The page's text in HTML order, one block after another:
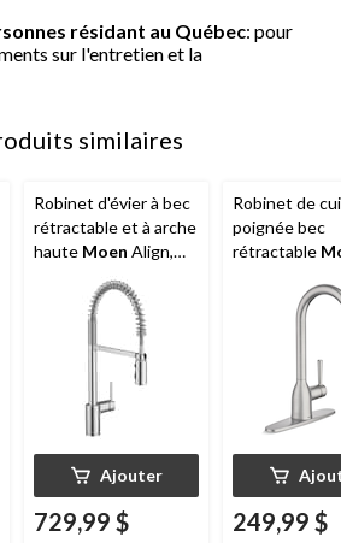
résidant au Québec: pour
sur l'entretien et la
similaires
Robinet d'évier à bec
rétractable et à arche
haute Moen Align,
poignée simple et
douchette, chrome
Ajouter
729,99 $
Robinet de
poignée bec
rétractable
inoxydable
249,99 $